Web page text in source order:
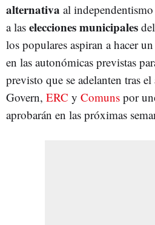
alternativa al
a las elecciones municipales
los populares aspiran a hacer
en las autonómicas previstas
previsto que se adelanten tras
Govern, ERC y Comuns por
aprobarán en las próximas